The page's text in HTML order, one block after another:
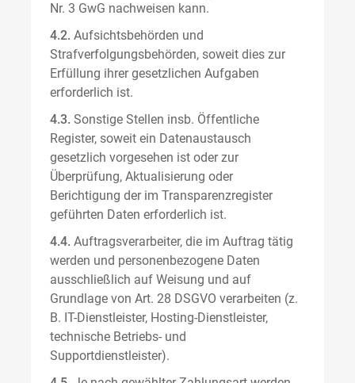
Nr. 3 GwG nachweisen kann.
4.2. Aufsichtsbehörden und
Strafverfolgungsbehörden, soweit dies zur
Erfüllung ihrer gesetzlichen Aufgaben
erforderlich ist.
4.3. Sonstige Stellen insb. Öffentliche
Register, soweit ein Datenaustausch
gesetzlich vorgesehen ist oder zur
Überprüfung, Aktualisierung oder
Berichtigung der im Transparenzregister
geführten Daten erforderlich ist.
4.4. Auftragsverarbeiter, die im Auftrag tätig
werden und personenbezogene Daten
ausschließlich auf Weisung und auf
Grundlage von Art. 28 DSGVO verarbeiten (z.
B. IT-Dienstleister, Hosting-Dienstleister,
technische Betriebs- und
Supportdienstleister).